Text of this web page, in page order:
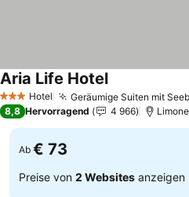
3 SterneHotel Geräumige Suiten mit
Aria Life Hotel
8,8 Hervorragend 4 966
Ab € 73
Preise von 2 Websites anzeigen